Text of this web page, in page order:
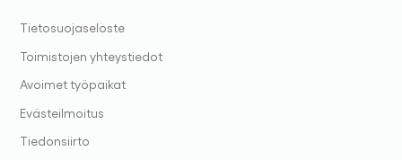
Tietosuojaseloste
Toimistojen yhteystiedot
Avoimet työpaikat
Evästeilmoitus
Tiedonsiirto